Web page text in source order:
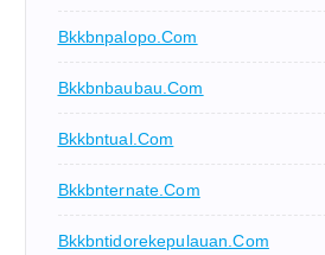
Bkkbnpalopo.com
Bkkbnbaubau.com
Bkkbntual.com
Bkkbnternate.com
Bkkbntidorekepulauan.com